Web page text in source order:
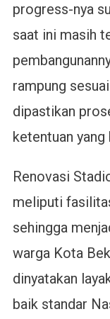
progress-nya
saat ini masih
rampung
dipastikan
ketentuan yang
Renovasi
meliputi
sehingga
warga Kota
dinyatakan
baik standar